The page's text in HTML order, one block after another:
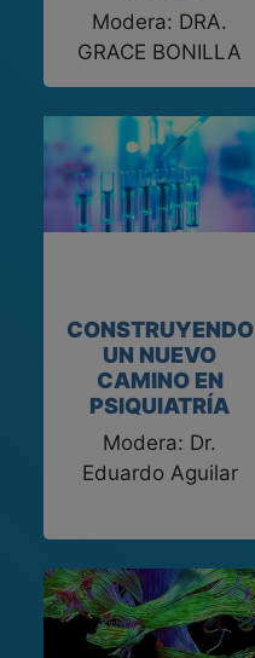
Modera: DRA.
GRACE BONILLA
CONSTRUYENDO
UN NUEVO
CAMINO EN
PSIQUIATRÍA
Modera: Dr.
Eduardo Aguilar